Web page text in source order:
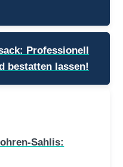
Professionell
bestatten lassen!
Sahlis: